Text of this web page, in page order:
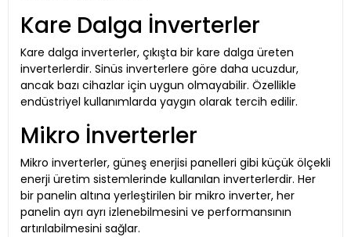
Kare Dalga İnverterler
Kare dalga inverterler, çıkışta bir kare dalga üreten
inverterlerdir. Sinüs inverterlere göre daha ucuzdur,
ancak bazı cihazlar için uygun olmayabilir. Özellikle
endüstriyel kullanımlarda yaygın olarak tercih edilir.
Mikro İnverterler
Mikro inverterler, güneş enerjisi panelleri gibi küçük ölçekli
enerji üretim sistemlerinde kullanılan inverterlerdir. Her
bir panelin altına yerleştirilen bir mikro inverter, her
panelin ayrı ayrı izlenebilmesini ve performansının
artırılabilmesini sağlar.